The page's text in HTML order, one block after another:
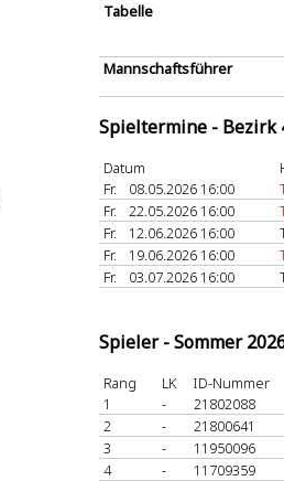
Tabelle
Mannschaftsführer
Spieltermine - Bezirk
Datum
Fr.
08.05.2026 16:00
Fr.
22.05.2026 16:00
Fr.
12.06.2026 16:00
Fr.
19.06.2026 16:00
Fr.
03.07.2026 16:00
Spieler - Sommer
Rang LK
ID-Nummer
1
-
21802088
2
-
21800641
3
-
11950096
4
-
11709359